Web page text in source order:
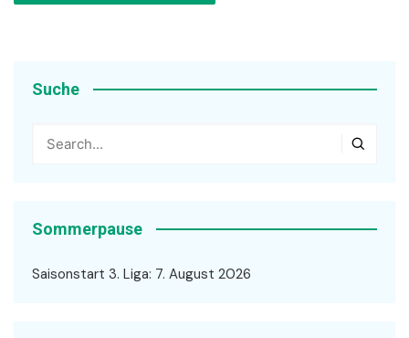
Suche
Sommerpause
Saisonstart 3. Liga: 7. August 2026